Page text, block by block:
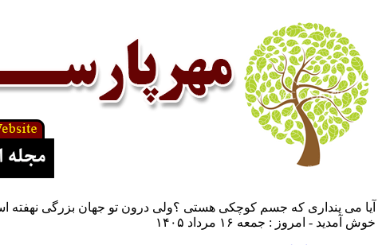
آیا می پنداری که جسم کوچکی هستی ؟ولی درون تو جهان بزرگی نهفته
خوش آمدید - امروز : جمعه ۱۶ مرداد ۱۴۰۵